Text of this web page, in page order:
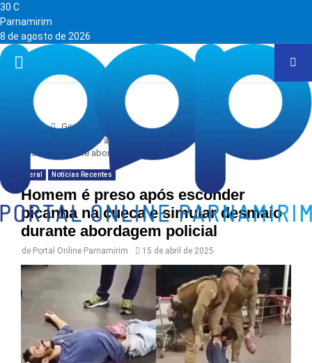
30 C
Parnamirim
8 de agosto de 2026
PRIMARY
MENU
Home
Geral
Homem é preso após esconder picanha na cueca e simular
desmaio durante abordagem policial
Geral Notícias Recentes
Homem é preso após esconder
picanha na cueca e simular desmaio
durante abordagem policial
de Portal Online Parnamirim 15 de abril de 2025